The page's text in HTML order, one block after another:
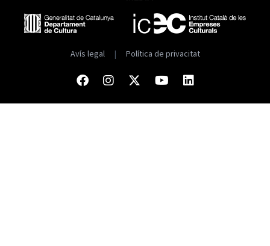
Avís legal | Política de privacitat
FacebookInstagram
TwitterYoutube